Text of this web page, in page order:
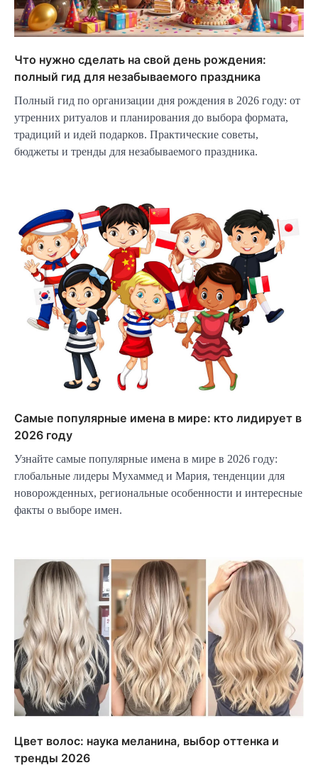
Что нужно сделать на свой день рождения:
полный гид для незабываемого праздника
Полный гид по организации дня рождения в 2026 году: от
утренних ритуалов и планирования до выбора формата,
традиций и идей подарков. Практические советы,
бюджеты и тренды для незабываемого праздника.
Самые популярные имена в мире: кто лидирует в
2026 году
Узнайте самые популярные имена в мире в 2026 году:
глобальные лидеры Мухаммед и Мария, тенденции для
новорожденных, региональные особенности и интересные
факты о выборе имен.
Цвет волос: наука меланина, выбор оттенка и
тренды 2026